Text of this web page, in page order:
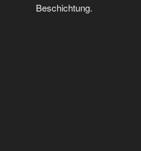
Beschichtung.